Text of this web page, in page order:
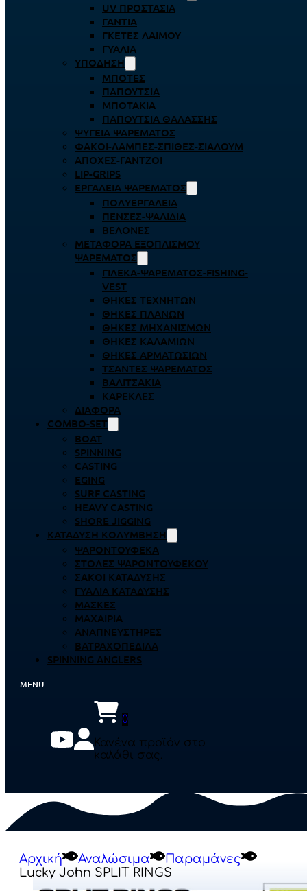
UV ΠΡΟΣΤΑΣΊΑ
ΓΆΝΤΙΑ
ΓΚΈΤΕΣ ΛΑΊΜΟΥ
ΓΥΑΛΙΆ
ΥΠΌΔΗΣΗ
ΜΠΌΤΕΣ
ΠΑΠΟΎΤΣΙΑ
ΜΠΟΤΆΚΙΑ
ΠΑΠΟΎΤΣΙΑ ΘΑΛΆΣΣΗΣ
ΨΥΓΕΊΑ ΨΑΡΈΜΑΤΟΣ
ΦΑΚΟΊ-ΛΆΜΠΕΣ-ΣΠΊΘΕΣ-ΣΊΑΛΟΥΜ
ΑΠΌΧΕΣ-ΓΆΝΤΖΟΙ
LIP-GRIPS
EΡΓΑΛΕΊΑ ΨΑΡΈΜΑΤΟΣ
ΠΟΛΥΕΡΓΑΛΕΊΑ
ΠΈΝΣΕΣ-ΨΑΛΊΔΙΑ
ΒΕΛΌΝΕΣ
ΜΕΤΑΦΟΡΆ ΕΞΟΠΛΙΣΜΟΎ
ΨΑΡΈΜΑΤΟΣ
ΓΙΛΈΚΑ-ΨΑΡΈΜΑΤΟΣ-FISHING-
VEST
ΘΉΚΕΣ ΤΕΧΝΗΤΏΝ
ΘΉΚΕΣ ΠΛΆΝΩΝ
ΘΉΚΕΣ ΜΗΧΑΝΙΣΜΏΝ
ΘΉΚΕΣ ΚΑΛΑΜΙΏΝ
ΘΉΚΕΣ ΑΡΜΑΤΩΣΙΏΝ
ΤΣΆΝΤΕΣ ΨΑΡΈΜΑΤΟΣ
ΒΑΛΙΤΣΆΚΙΑ
ΚΑΡΈΚΛΕΣ
ΔΙΆΦΟΡΑ
COMBO-SET
BOAT
SPINNING
CASTING
EGING
SURF CASTING
HEAVY CASTING
SHORE JIGGING
ΚΑΤΆΔΥΣΗ ΚΟΛΎΜΒΗΣΗ
ΨΑΡΟΝΤΟΎΦΕΚΑ
ΣΤΟΛΈΣ ΨΑΡΟΝΤΟΎΦΕΚΟΥ
ΣΆΚΟΙ ΚΑΤΆΔΥΣΗΣ
ΓΥΑΛΙΆ ΚΑΤΆΔΥΣΗΣ
ΜΆΣΚΕΣ
ΜΑΧΑΊΡΙΑ
ΑΝΑΠΝΕΥΣΤΉΡΕΣ
ΒΑΤΡΑΧΟΠΈΔΙΛΑ
SPINNING ANGLERS
0
Κανένα προϊόν στο
καλάθι σας.
Αρχική Αναλώσιμα
Παραμάνες
Lucky John SPLIT RINGS